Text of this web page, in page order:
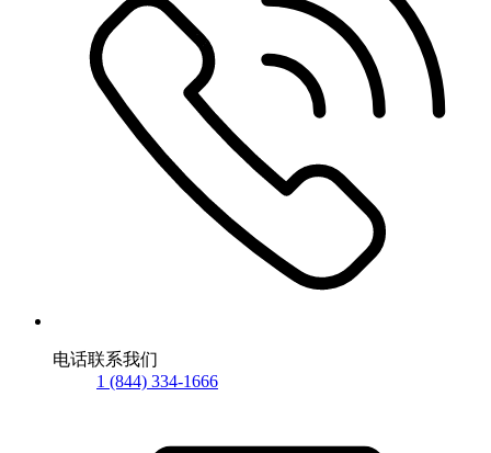
电话联系我们
1 (844) 334-1666